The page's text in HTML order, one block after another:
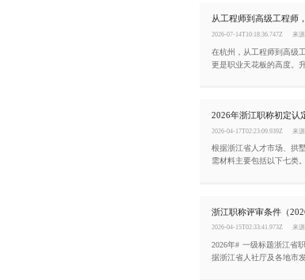
从工程师到高级工程师
2026-07-14T10:18:36.747Z 来
在杭州，从工程师到高级
更是职业天花板的高度。
2026年浙江职称初定认
2026-04-17T02:23:09.939Z 来
根据浙江省人才市场、拱
需材料主要包括以下七类。
2026-04-15T02:33:41.973Z 来
2026年# 一级标题浙江省
据浙江省人社厅及各地市